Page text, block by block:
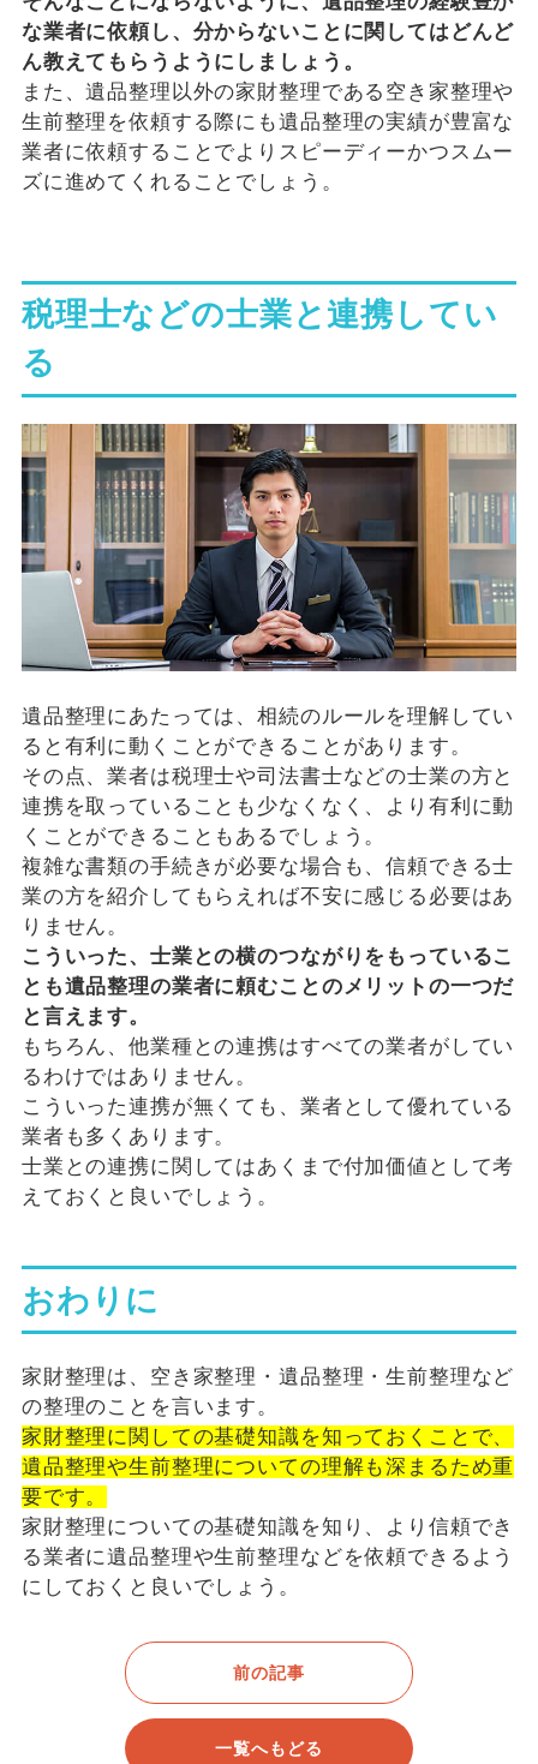
な業者に依頼し、分からないことに関してはどんど
ん教えてもらうようにしましょう。
また、遺品整理以外の家財整理である空き家整理や
生前整理を依頼する際にも遺品整理の実績が豊富な
業者に依頼することでよりスピーディーかつスムー
ズに進めてくれることでしょう。
税理士などの士業と連携してい
る
遺品整理にあたっては、相続のルールを理解してい
ると有利に動くことができることがあります。
その点、業者は税理士や司法書士などの士業の方と
連携を取っていることも少なくなく、より有利に動
くことができることもあるでしょう。
複雑な書類の手続きが必要な場合も、信頼できる士
業の方を紹介してもらえれば不安に感じる必要はあ
りません。
こういった、士業との横のつながりをもっているこ
とも遺品整理の業者に頼むことのメリットの一つだ
と言えます。
もちろん、他業種との連携はすべての業者がしてい
るわけではありません。
こういった連携が無くても、業者として優れている
業者も多くあります。
士業との連携に関してはあくまで付加価値として考
えておくと良いでしょう。
おわりに
家財整理は、空き家整理・遺品整理・生前整理など
の整理のことを言います。
家財整理に関しての基礎知識を知っておくことで、
遺品整理や生前整理についての理解も深まるため重
要です。
家財整理についての基礎知識を知り、より信頼でき
る業者に遺品整理や生前整理などを依頼できるよう
にしておくと良いでしょう。
前の記事
一覧へもどる